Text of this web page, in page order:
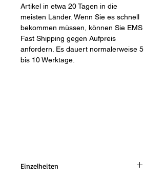
Artikel in etwa 20 Tagen in die
meisten Länder. Wenn Sie es schnell
bekommen müssen, können Sie EMS
Fast Shipping gegen Aufpreis
anfordern. Es dauert normalerweise 5
bis 10 Werktage.
Einzelheiten